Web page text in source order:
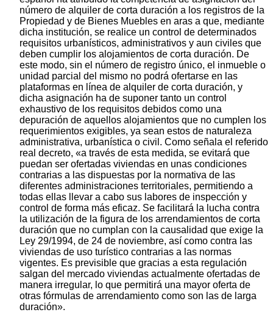
número de alquiler de corta duración a los registros de la
Propiedad y de Bienes Muebles en aras a que, mediante
dicha institución, se realice un control de determinados
requisitos urbanísticos, administrativos y aun civiles que
deben cumplir los alojamientos de corta duración. De
este modo, sin el número de registro único, el inmueble o
unidad parcial del mismo no podrá ofertarse en las
plataformas en línea de alquiler de corta duración, y
dicha asignación ha de suponer tanto un control
exhaustivo de los requisitos debidos como una
depuración de aquellos alojamientos que no cumplen los
requerimientos exigibles, ya sean estos de naturaleza
administrativa, urbanística o civil. Como señala el referido
real decreto, «a través de esta medida, se evitará que
puedan ser ofertadas viviendas en unas condiciones
contrarias a las dispuestas por la normativa de las
diferentes administraciones territoriales, permitiendo a
todas ellas llevar a cabo sus labores de inspección y
control de forma más eficaz. Se facilitará la lucha contra
la utilización de la figura de los arrendamientos de corta
duración que no cumplan con la causalidad que exige la
Ley 29/1994, de 24 de noviembre, así como contra las
viviendas de uso turístico contrarias a las normas
vigentes. Es previsible que gracias a esta regulación
salgan del mercado viviendas actualmente ofertadas de
manera irregular, lo que permitirá una mayor oferta de
otras fórmulas de arrendamiento como son las de larga
duración».